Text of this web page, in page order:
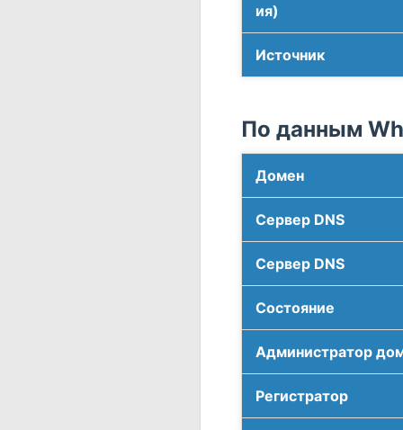
ия)
Источник
По данным
Домен
Сервер DNS
Сервер DNS
Соcтояние
Администратор
Регистратор